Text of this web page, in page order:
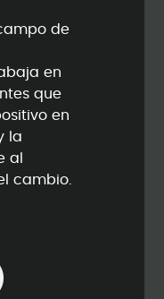
de
en
que
en
la
al
cambio.